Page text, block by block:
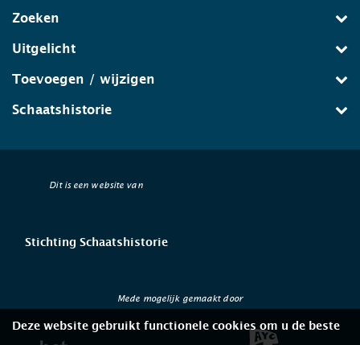
Zoeken
Uitgelicht
Toevoegen / wijzigen
Schaatshistorie
Dit is een website van
Stichting Schaatshistorie
Mede mogelijk gemaakt door
Deze website gebruikt functionele cookies om u de beste